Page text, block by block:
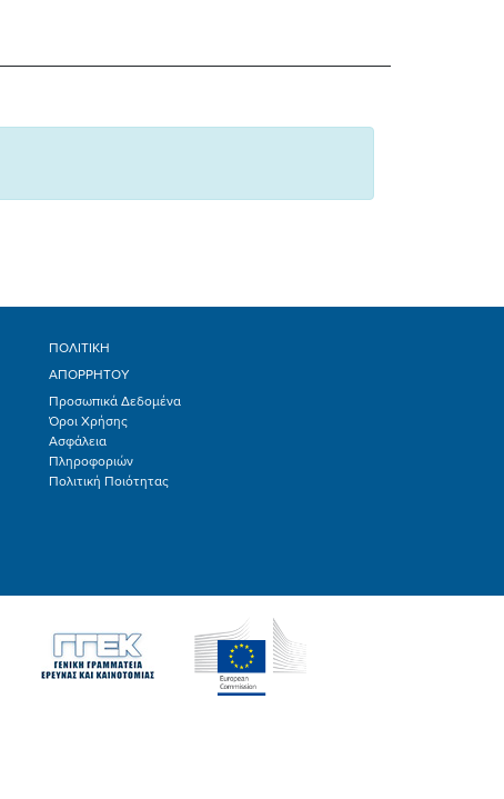
ΠΟΛΙΤΙΚΗ
ΑΠΟΡΡΗΤΟΥ
Προσωπικά Δεδομένα
Όροι Χρήσης
Ασφάλεια
Πληροφοριών
Πολιτική Ποιότητας